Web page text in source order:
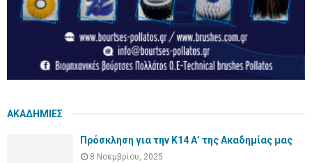
ΑΚΑΔΗΜΙΕΣ
Πρόσκληση για την Κ14 Α’ της Ακαδημίας μας
8 Νοεμβρίου, 2025